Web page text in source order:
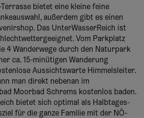
bietet eine kleine feine
außerdem gibt es einen
Das UnterWasserReich ist
Vom Parkplatz
4 Wanderwege durch den Naturpark
ca. 15-minütigen Wanderung
Aussichtswarte Himmelsleiter.
man direkt nebenan im
Moorbad Schrems kostenlos baden.
bietet sich optimal als Halbtages-
für die ganze Familie mit der NÖ-